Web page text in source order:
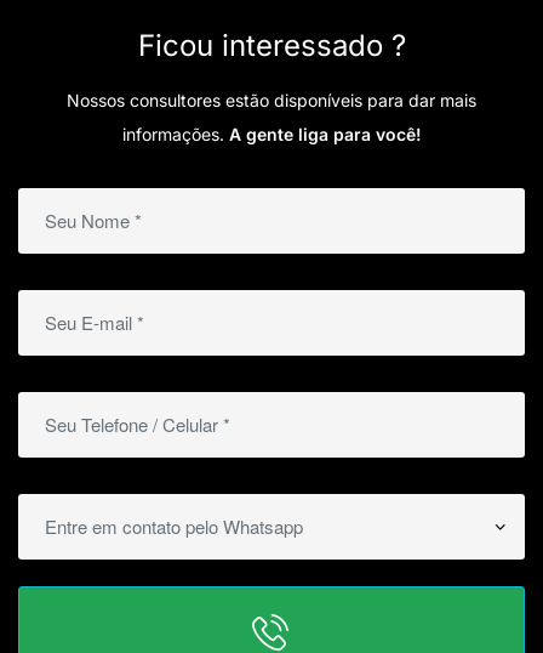
Ficou interessado ?
Nossos consultores estão disponíveis para dar mais
informações. A gente liga para você!